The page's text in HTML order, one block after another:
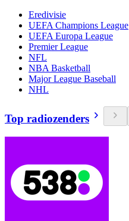
Eredivisie
UEFA Champions League
UEFA Europa League
Premier League
NFL
NBA Basketball
Major League Baseball
NHL
Top radiozenders